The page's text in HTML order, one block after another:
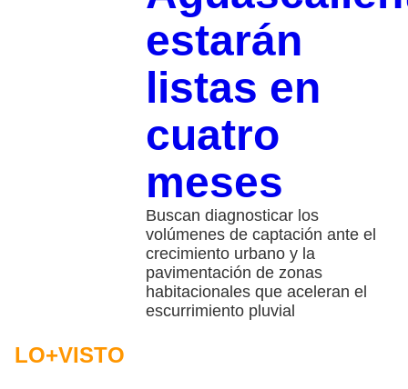
estarán
listas en
cuatro
meses
Buscan diagnosticar los
volúmenes de captación ante el
crecimiento urbano y la
pavimentación de zonas
habitacionales que aceleran el
escurrimiento pluvial
LO+VISTO